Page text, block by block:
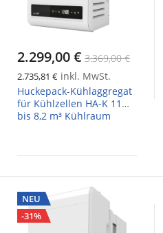
2.299,00 € 3.369,00 €
2.735,81 € inkl. MwSt.
Huckepack-Kühlaggregat
für Kühlzellen HA-K 11
bis 8,2 m³ Kühlraum
NEU
-31%